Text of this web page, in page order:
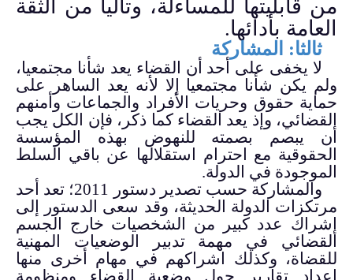
من قابليتها للمساءلة، وتاليا من الثقة
العامة بأدائها.
ثالثا: المشاركة
لا يخفى على أحد أن القضاء يعد شأنا مجتمعيا،
ولم يكن شأنا مجتمعيا إلا لأنه يعد الساهر على
حماية حقوق وحريات الأفراد والجماعات وأمنهم
القضائي، وإذ يعد القضاء كما ذكر، فإن الكل يجب
أن يبصم بصمته للنهوض بهذه المؤسسة
الحقوقية مع احترام استقلالها عن باقي السلط
الموجودة في الدولة.
والمشاركة حسب تصدير دستور 2011؛ تعد أحد
مرتكزات الدولة الحديثة، وقد سعى الدستور إلى
إشراك عدد كبير من الشخصيات خارج الجسم
القضائي في مهمة تدبير الوضعيات المهنية
للقضاة، وكذلك اشراكهم في مهام أخرى منها